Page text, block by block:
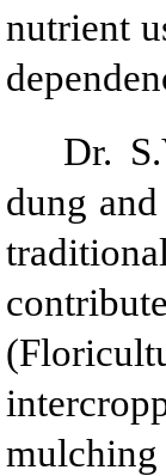
nutrient
Dr.
dung
mulching